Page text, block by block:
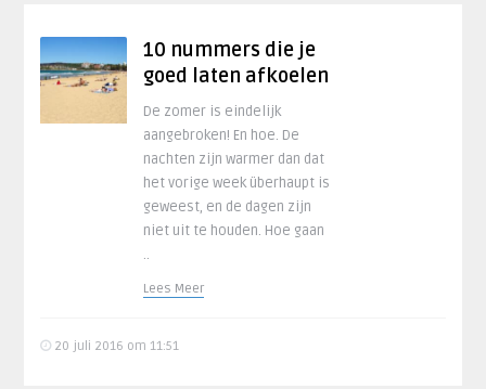
10 nummers die je
goed laten afkoelen
De zomer is eindelijk
aangebroken! En hoe. De
nachten zijn warmer dan dat
het vorige week überhaupt is
geweest, en de dagen zijn
niet uit te houden. Hoe gaan
..
Lees Meer
20 juli 2016 om 11:51